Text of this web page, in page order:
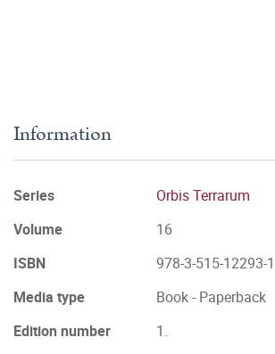
Information
Series
Orbis Terrarum
Volume
16
ISBN
978-3-515-12293-1
Media type
Book - Paperback
Edition number
1.